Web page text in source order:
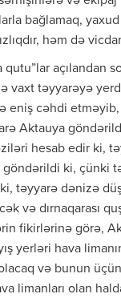
bağlamaq,
həm də
qutu”lar açılandan
vaxt təyyarəyə
eniş cəhdi
Aktauya
hesab edir ki,
göndərildi ki, çünki
təyyarə dənizə
və dırnaqarası
fikirlərinə görə,
yerləri hava
və bunun
limanları olan